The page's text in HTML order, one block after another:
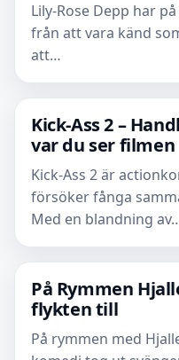
Lily-Rose Depp har
från att vara känd
att…
Kick-Ass 2 –
var du ser filmen
Kick-Ass 2 är
försöker fånga
Med en blandning
På Rymmen
flykten till
På rymmen med